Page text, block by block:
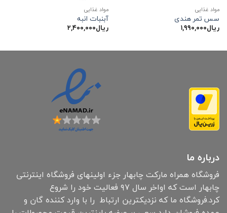
مواد غذایی
سس تمر هندی
ریال۱,۹۹۰,۰۰۰
مواد غذایی
آبنبات انبه
ریال۲,۴۰۰,۰۰۰
درباره ما
فروشگاه همراه مارکت چابهار جزء اولینهای فروشگاه اینترنتی
چابهار است که اواخر سال ۹۷ فعالیت خود را شروع
کرد.فروشگاه ما که نزدیکترین ارتباط را با وارد کننده گان و